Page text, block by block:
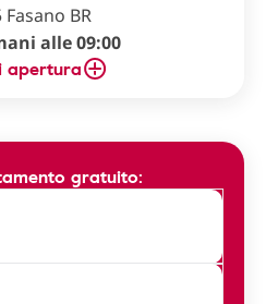
Fasano BR
alle 09:00
apertura
gratuito: